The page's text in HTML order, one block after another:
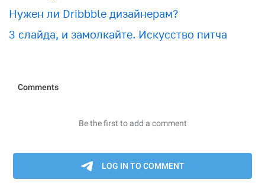
Нужен ли Dribbble дизайнерам?
3 слайда, и замолкайте. Искусство питча